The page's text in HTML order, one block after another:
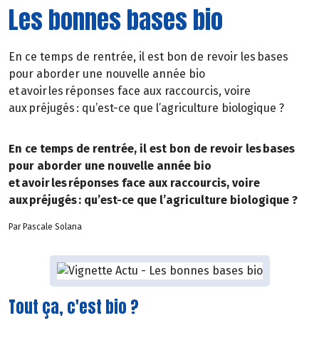
Les bonnes bases bio
En ce temps de rentrée, il est bon de revoir les bases
pour aborder une nouvelle année bio
et avoir les réponses face aux raccourcis, voire
aux préjugés : qu’est-ce que l’agriculture biologique ?
En ce temps de rentrée, il est bon de revoir les bases
pour aborder une nouvelle année bio
et avoir les réponses face aux raccourcis, voire
aux préjugés : qu’est-ce que l’agriculture biologique ?
Par Pascale Solana
Tout ça, c'est bio ?